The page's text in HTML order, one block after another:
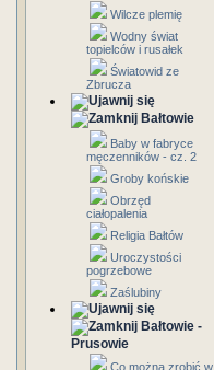
Wilcze plemię
Wodny świat
topielców i rusałek
Światowid ze
Zbrucza
Bałtowie
Baby w fabryce
męczenników - cz. 2
Groby końskie
Obrzęd
ciałopalenia
Religia Bałtów
Uroczystości
pogrzebowe
Zaślubiny
Bałtowie -
Prusowie
Co można zrobić w